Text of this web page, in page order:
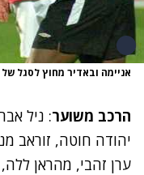
אניימה ובאדיר מחוץ לסגל
הרכב משוער: ניל
יהודה חוטה, זוראב
ערן זהבי, מהראן ללה,